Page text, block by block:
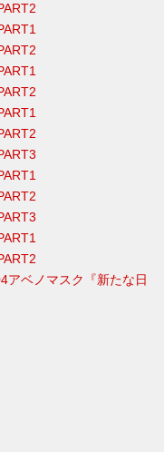
アベノマスク『新たな日